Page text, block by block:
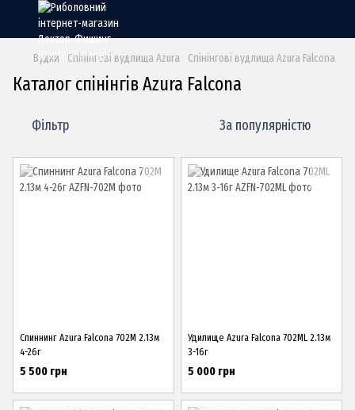
Вудки Спінінгові вудлища Azura Спінінгові вудлища Azura Falcona
Каталог спінінгів Azura Falcona
Фільтр За популярністю
Спиннинг Azura Falcona 702M 2.13м
4-26г
5 500 грн
Удилище Azura Falcona 702ML 2.13м
3-16г
5 000 грн